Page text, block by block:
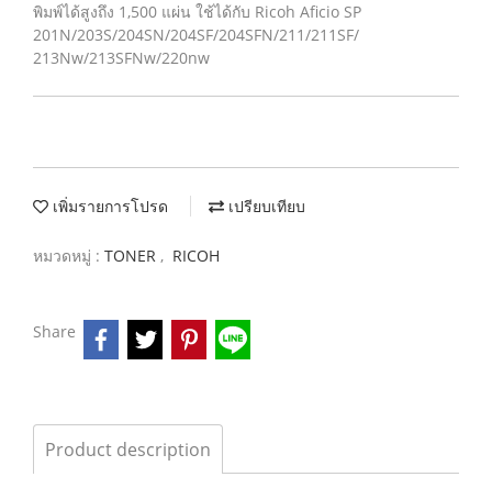
พิมพ์ได้สูงถึง 1,500 แผ่น ใช้ได้กับ Ricoh Aficio SP
201N/203S/204SN/204SF/204SFN/211/211SF/
213Nw/213SFNw/220nw
เพิ่มรายการโปรด เปรียบเทียบ
หมวดหมู่ : TONER , RICOH
Share
Product description